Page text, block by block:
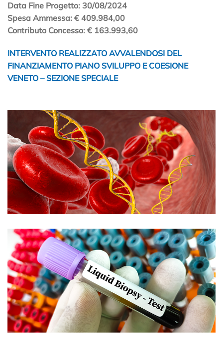
Data Fine Progetto: 30/08/2024
Spesa Ammessa: € 409.984,00
Contributo Concesso: € 163.993,60
INTERVENTO REALIZZATO AVVALENDOSI DEL
FINANZIAMENTO PIANO SVILUPPO E COESIONE
VENETO – SEZIONE SPECIALE